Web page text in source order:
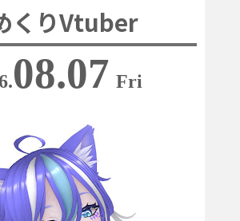
くりVtuber
08.07 Fri